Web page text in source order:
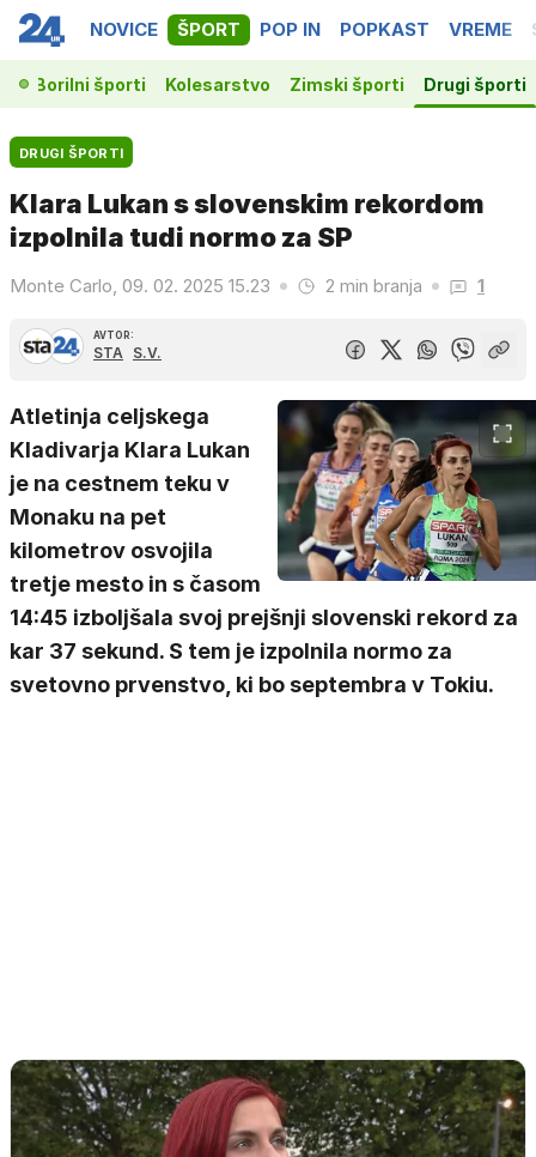
NOVICE ŠPORT POP IN POPKAST VREME
Borilni športi Kolesarstvo Zimski športi Drugi športi
DRUGI ŠPORTI
Klara Lukan s slovenskim rekordom
izpolnila tudi normo za SP
Monte Carlo, 09. 02. 2025 15.23 2 min branja 1
AVTOR:
STA S.V.
Atletinja celjskega
Kladivarja Klara Lukan
je na cestnem teku v
Monaku na pet
kilometrov osvojila
tretje mesto in s časom
14:45 izboljšala svoj prejšnji slovenski rekord za
kar 37 sekund. S tem je izpolnila normo za
svetovno prvenstvo, ki bo septembra v Tokiu.